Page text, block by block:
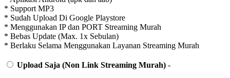
* Support MP3
* Sudah Upload Di Google Playstore
* Menggunakan IP dan PORT Streaming Murah
* Bebas Update (Max. 1x Sebulan)
* Berlaku Selama Menggunakan Layanan Streaming Murah
Upload Saja (Non Link Streaming Murah) -